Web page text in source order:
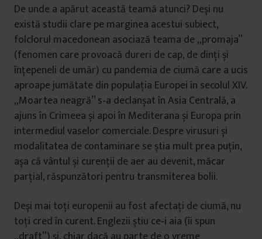
De unde a apărut această teamă atunci? Deși nu
există studii clare pe marginea acestui subiect,
folclorul macedonean asociază teama de „promaja”
(fenomen care provoacă dureri de cap, de dinți și
înțepeneli de umăr) cu pandemia de ciumă care a ucis
aproape jumătate din populația Europei în secolul XIV.
„Moartea neagră” s‑a declanșat în Asia Centrală, a
ajuns în Crimeea și apoi în Mediterana și Europa prin
intermediul vaselor comerciale. Despre virusuri și
modalitatea de contaminare se știa mult prea puțin,
așa că vântul și curenții de aer au devenit, măcar
parțial, răspunzători pentru transmiterea bolii.
Deși mai toți europenii au fost afectați de ciumă, nu
toți cred în curent. Englezii știu ce‑i aia (îi spun